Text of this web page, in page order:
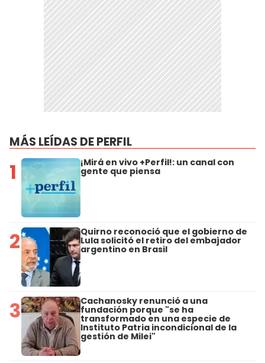
MÁS LEÍDAS DE PERFIL
1 ¡Mirá en vivo +Perfil!: un canal con
gente que piensa
2 Quirno reconoció que el gobierno de
Lula solicitó el retiro del embajador
argentino en Brasil
3 Cachanosky renunció a una
fundación porque "se ha
transformado en una especie de
Instituto Patria incondicional de la
gestión de Milei"